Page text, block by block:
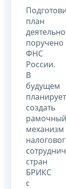
план
поручено
ФНС
России.
В
будущем
создать
рамочный
механизм
стран
БРИКС
с